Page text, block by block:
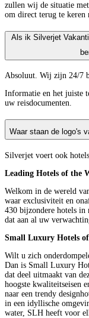
zullen wij de situatie
om direct terug te keren
Als ik Silverjet
Absoluut. Wij zijn 24/7
Informatie en het juiste
uw reisdocumenten.
Waar staan de logo's
Silverjet voert ook
Leading Hotels of the
Welkom in de wereld
waar exclusiviteit en
430 bijzondere hotels in
dat aan al uw
Small Luxury Hotels
Wilt u zich
Dan is Small Luxury
dat deel uitmaakt van
hoogste kwaliteitseisen
naar een trendy
in een idyllische
water, SLH heeft voor